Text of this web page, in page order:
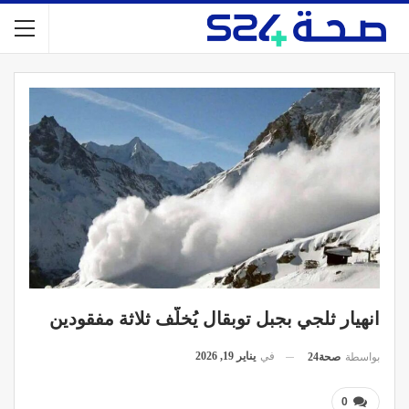
انهيار ثلجي بجبل توبقال يُخلّف ثلاثة مفقودين
بواسطة صحة24 في يناير 19, 2026
0